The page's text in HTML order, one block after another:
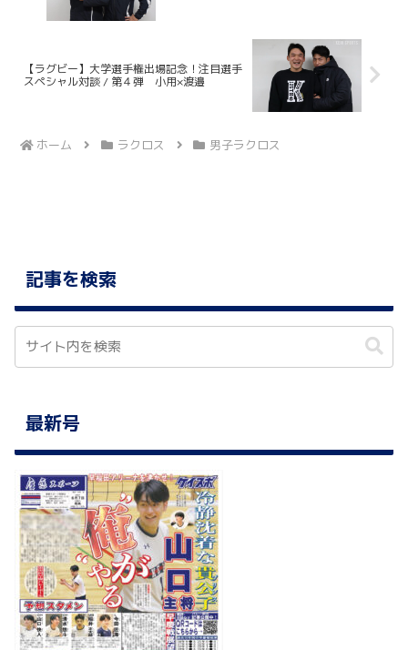
【ラグビー】大学選手権出場記念！注目選手
スペシャル対談 / 第４弾 小用×渡邉
ホーム ラクロス 男子ラクロス
記事を検索
最新号